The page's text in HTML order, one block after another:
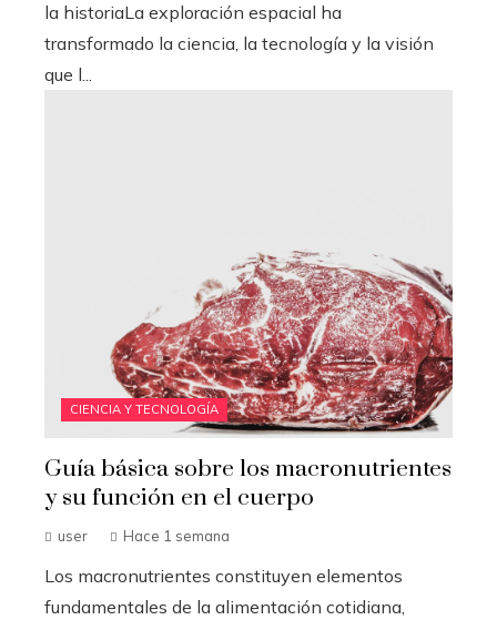
la historiaLa exploración espacial ha
transformado la ciencia, la tecnología y la visión
que l...
CIENCIA Y TECNOLOGÍA
Guía básica sobre los macronutrientes
y su función en el cuerpo
user Hace 1 semana
Los macronutrientes constituyen elementos
fundamentales de la alimentación cotidiana,